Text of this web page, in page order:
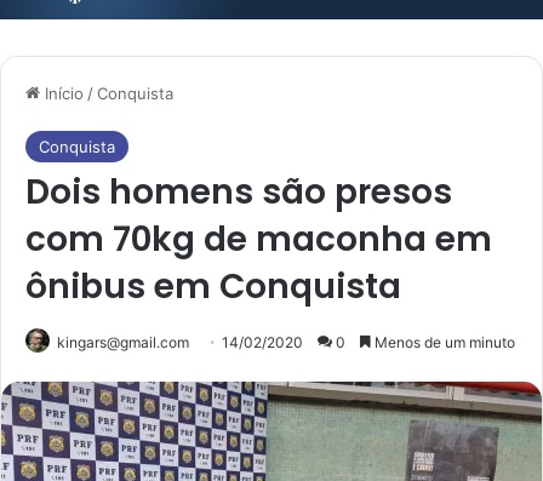
Início /Conquista
Conquista
Dois homens são presos
com 70kg de maconha em
ônibus em Conquista
kingars@gmail.com 14/02/2020 0 Menos de um minuto